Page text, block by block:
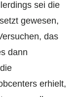
sei die
gewesen,
das
dann
erhielt,